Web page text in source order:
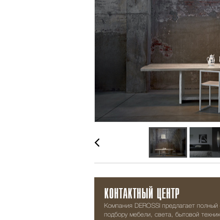
КОНТАКТНЫЙ ЦЕНТР
Компания DEROSSI предлагает полный
подбору мебели, света, бытовой